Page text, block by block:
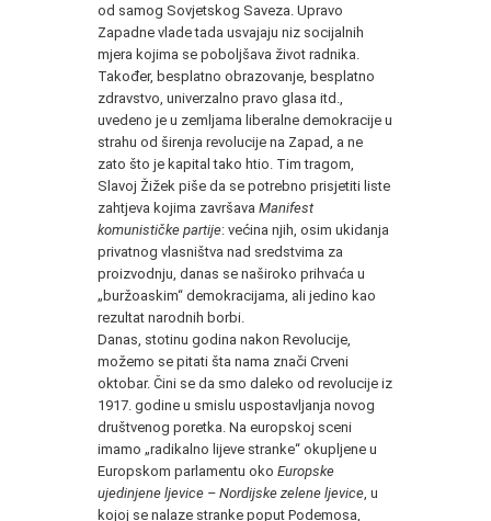
od samog Sovjetskog Saveza. Upravo
Zapadne vlade tada usvajaju niz socijalnih
mjera kojima se poboljšava život radnika.
Također, besplatno obrazovanje, besplatno
zdravstvo, univerzalno pravo glasa itd.,
uvedeno je u zemljama liberalne demokracije u
strahu od širenja revolucije na Zapad, a ne
zato što je kapital tako htio. Tim tragom,
Slavoj Žižek piše da se potrebno prisjetiti liste
zahtjeva kojima završava Manifest
komunističke partije: većina njih, osim ukidanja
privatnog vlasništva nad sredstvima za
proizvodnju, danas se naširoko prihvaća u
„buržoaskim“ demokracijama, ali jedino kao
rezultat narodnih borbi.
Danas, stotinu godina nakon Revolucije,
možemo se pitati šta nama znači Crveni
oktobar. Čini se da smo daleko od revolucije iz
1917. godine u smislu uspostavljanja novog
društvenog poretka. Na europskoj sceni
imamo „radikalno lijeve stranke“ okupljene u
Europskom parlamentu oko Europske
ujedinjene ljevice – Nordijske zelene ljevice , u
kojoj se nalaze stranke poput Podemosa,